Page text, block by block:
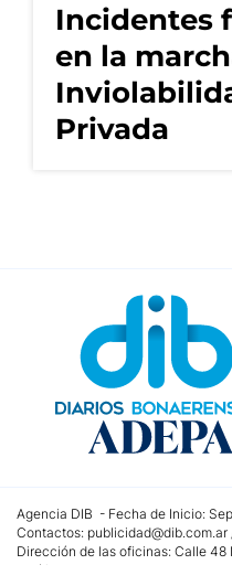
Incidentes
en la
Privada
Agencia DIB - Fecha de Inicio:
Contactos: publicidad@dib.com.ar
Dirección de las oficinas: Calle 48
Teléfono: +5492215022421 -